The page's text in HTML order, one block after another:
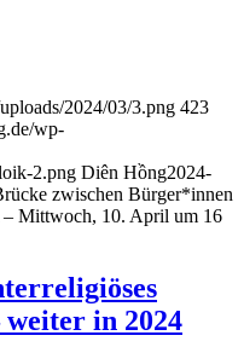
2024/03/3.png 423
wp-
2.png Diên Hồng2024-
zwischen Bürger*innen
Mittwoch, 10. April um 16
in 2024